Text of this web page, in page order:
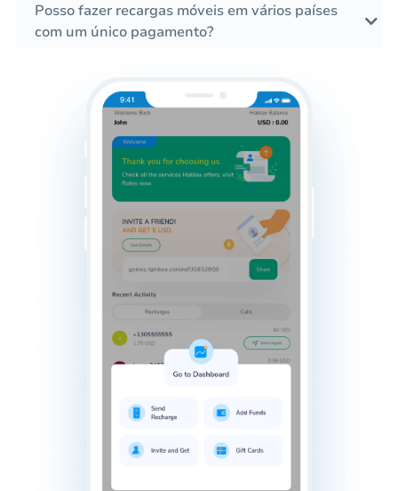
Posso fazer recargas móveis em vários países
com um único pagamento?